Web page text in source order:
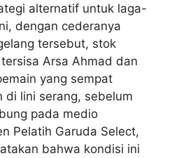
alternatif untuk laga-
dengan cederanya
tersebut, stok
Arsa Ahmad dan
yang sempat
di lini serang, sebelum
pada medio
Pelatih Garuda Select,
bahwa kondisi ini